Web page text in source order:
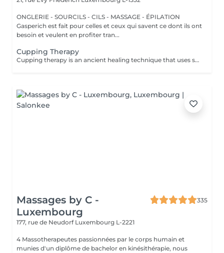
ONGLERIE - SOURCILS - CILS - MASSAGE - ÉPILATION
Gasperich est fait pour celles et ceux qui savent ce dont ils ont
besoin et veulent en profiter tran...
Cupping Therapy
Cupping therapy is an ancient healing technique that uses special cups to create gentle suction on the skin. This suction promotes blood flow, relieves muscle tension, reduces inflammation, and supports deep relaxation. The treatment can help release toxins, improve circulation, and ease chronic pain or stiffness. *Please note that cupping therapy could just be added to a massage service with includes back massage.
Massages by C -
Luxembourg
335
177, rue de Neudorf Luxembourg L-2221
4 Massotherapeutes passionnées par le corps humain et
munies d'un diplôme de bachelor en kinésithérapie, nous